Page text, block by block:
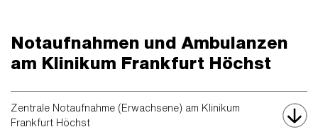
Notaufnahmen und Ambulanzen
am Klinikum Frankfurt Höchst
Zentrale Notaufnahme (Erwachsene) am Klinikum
Frankfurt Höchst